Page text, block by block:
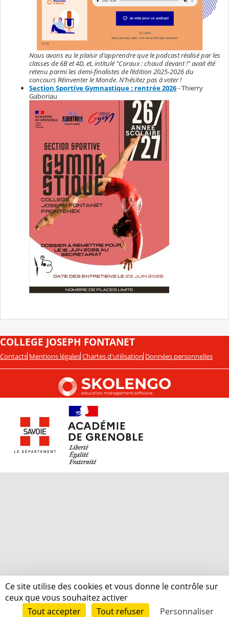
Nous avons eu le plaisir d'apprendre que le podcast réalisé par les
classes de 6B et 4D, et, intitulé "Coraux : chaud devant !" avait été
retenu parmi les demi-finalistes de l’édition 2025-2026 du
concours Réinventer le Monde. N'hésitez pas à voter !
Section Sportive Gymnastique : rentrée 2026- Thierry
Gaboriau
COLLEGE JOSEPH FONTANET
Contacts Mentions légales Chartes d'utilisation Données personnelles
Ce site utilise des cookies et vous donne le contrôle sur
ceux que vous souhaitez activer
Tout accepter
Tout refuser Personnaliser